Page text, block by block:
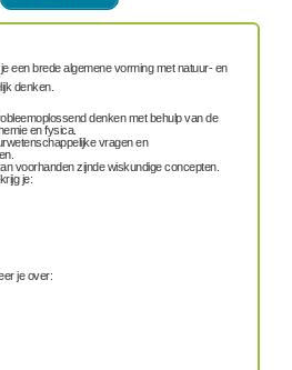
een brede algemene vorming met natuur- en
denken.
denken met behulp van de
en fysica.
vragen en
voorhanden zijnde wiskundige concepten.
je:
je over: